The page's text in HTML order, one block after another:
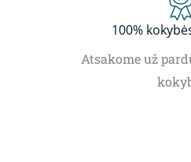
100%
Atsakome už